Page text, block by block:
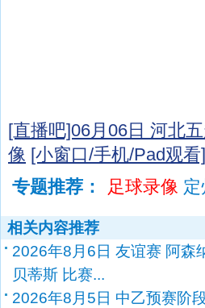
[直播吧]06月06日 河北
像 [小窗口/手机/Pad观看]
专题推荐：
足球录像
相关内容推荐
2026年8月6日 友谊赛 阿森
贝蒂斯 比赛...
2026年8月5日 中乙预赛阶